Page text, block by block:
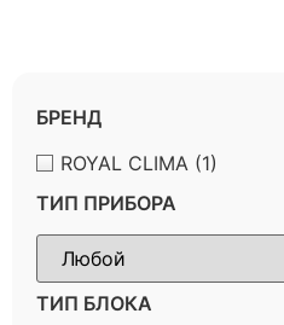
БРЕНД
ROYAL CLIMA (1)
ТИП ПРИБОРА
ТИП БЛОКА